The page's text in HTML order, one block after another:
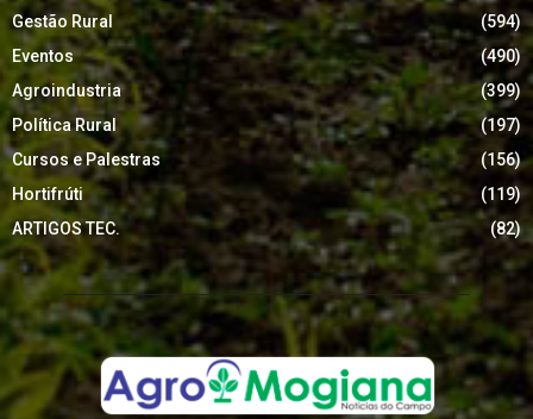
Gestão Rural
(594)
Eventos
(490)
Agroindustria
(399)
Política Rural
(197)
Cursos e Palestras
(156)
Hortifrúti
(119)
ARTIGOS TEC.
(82)